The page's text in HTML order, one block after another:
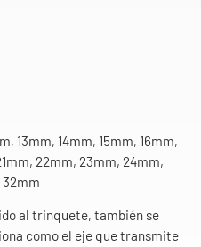
13mm, 14mm, 15mm, 16mm,
22mm, 23mm, 24mm,
al trinquete, también se
como el eje que transmite